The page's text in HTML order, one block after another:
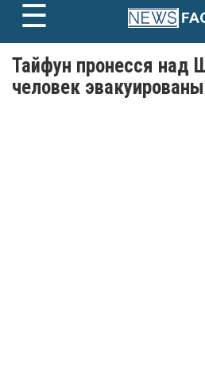
content
☰
Тайфун пронесся над
человек эвакуированы